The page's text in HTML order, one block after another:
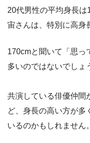
20代男性の平均身長
宙さんは、特別に高身
170cmと聞いて「思っ
多いのではないでしょ
共演している俳優仲間
ど、身長の高い方が多
いるのかもしれません。